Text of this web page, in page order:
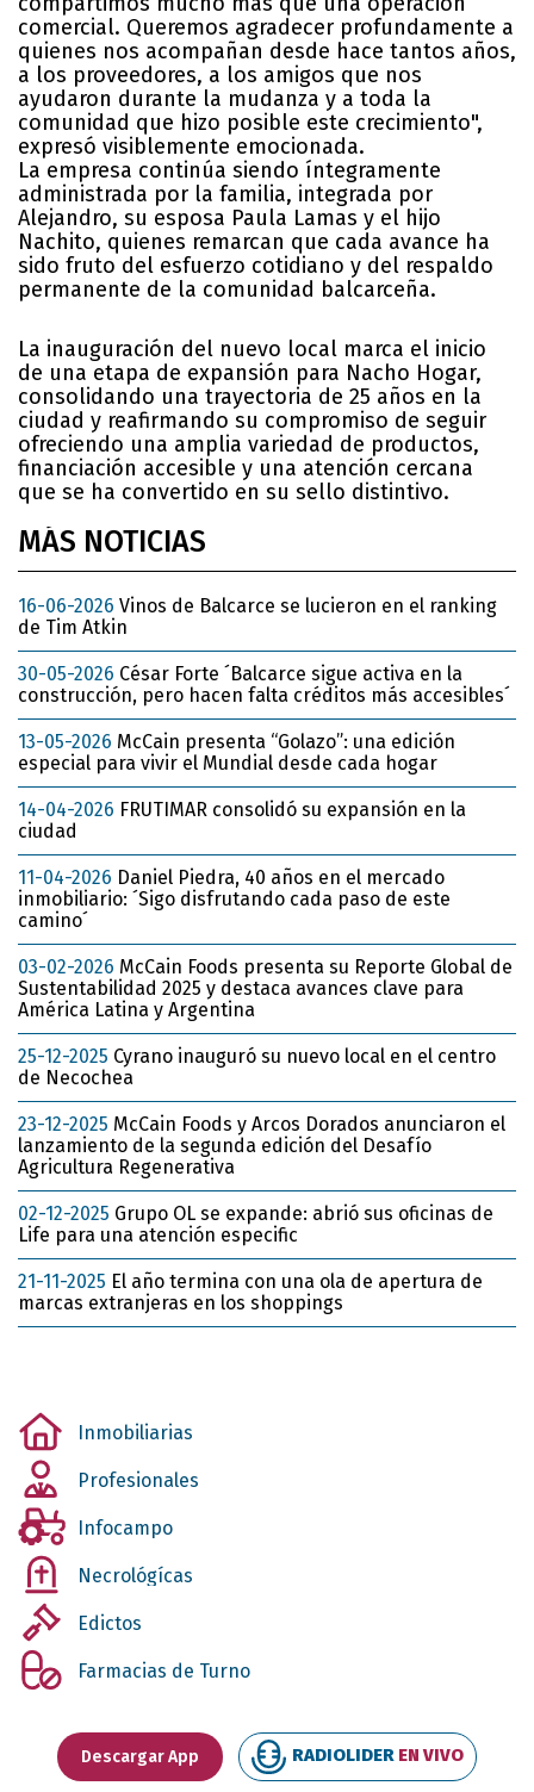
comercial. Queremos agradecer profundamente a
quienes nos acompañan desde hace tantos años,
a los proveedores, a los amigos que nos
ayudaron durante la mudanza y a toda la
comunidad que hizo posible este crecimiento",
expresó visiblemente emocionada.
La empresa continúa siendo íntegramente
administrada por la familia, integrada por
Alejandro, su esposa Paula Lamas y el hijo
Nachito, quienes remarcan que cada avance ha
sido fruto del esfuerzo cotidiano y del respaldo
permanente de la comunidad balcarceña.
La inauguración del nuevo local marca el inicio
de una etapa de expansión para Nacho Hogar,
consolidando una trayectoria de 25 años en la
ciudad y reafirmando su compromiso de seguir
ofreciendo una amplia variedad de productos,
financiación accesible y una atención cercana
que se ha convertido en su sello distintivo.
MÁS NOTICIAS
16-06-2026 Vinos de Balcarce se lucieron en el ranking
de Tim Atkin
30-05-2026 César Forte ´Balcarce sigue activa en la
construcción, pero hacen falta créditos más accesibles´
13-05-2026 McCain presenta “Golazo”: una edición
especial para vivir el Mundial desde cada hogar
14-04-2026 FRUTIMAR consolidó su expansión en la
ciudad
11-04-2026 Daniel Piedra, 40 años en el mercado
inmobiliario: ´Sigo disfrutando cada paso de este
camino´
03-02-2026 McCain Foods presenta su Reporte Global de
Sustentabilidad 2025 y destaca avances clave para
América Latina y Argentina
25-12-2025 Cyrano inauguró su nuevo local en el centro
de Necochea
23-12-2025 McCain Foods y Arcos Dorados anunciaron el
lanzamiento de la segunda edición del Desafío
Agricultura Regenerativa
02-12-2025 Grupo OL se expande: abrió sus oficinas de
Life para una atención especific
21-11-2025 El año termina con una ola de apertura de
marcas extranjeras en los shoppings
Inmobiliarias
Profesionales
Infocampo
Necrológícas
Edictos
Farmacias de Turno
Descargar App RADIOLIDER EN VIVO